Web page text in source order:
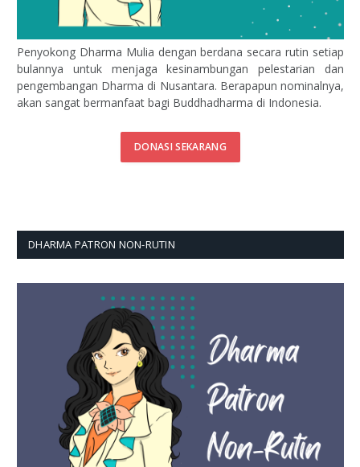
Penyokong Dharma Mulia dengan berdana secara rutin setiap
bulannya untuk menjaga kesinambungan pelestarian dan
pengembangan Dharma di Nusantara. Berapapun nominalnya,
akan sangat bermanfaat bagi Buddhadharma di Indonesia.
DONASI SEKARANG
DHARMA PATRON NON-RUTIN